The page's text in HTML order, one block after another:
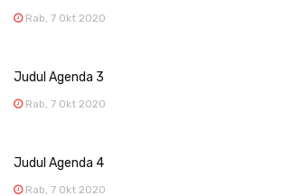
Rab, 7 Okt 2020
Judul Agenda 3
Rab, 7 Okt 2020
Judul Agenda 4
Rab, 7 Okt 2020